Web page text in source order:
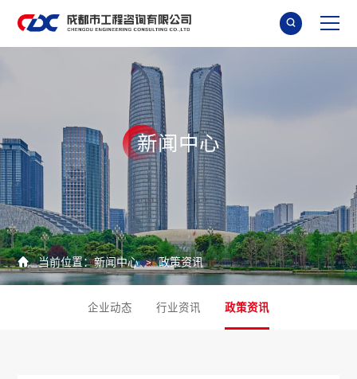

新闻 中心
 当前位置：新闻中心 > 政策资讯
企业动态 行业资讯 政策资讯